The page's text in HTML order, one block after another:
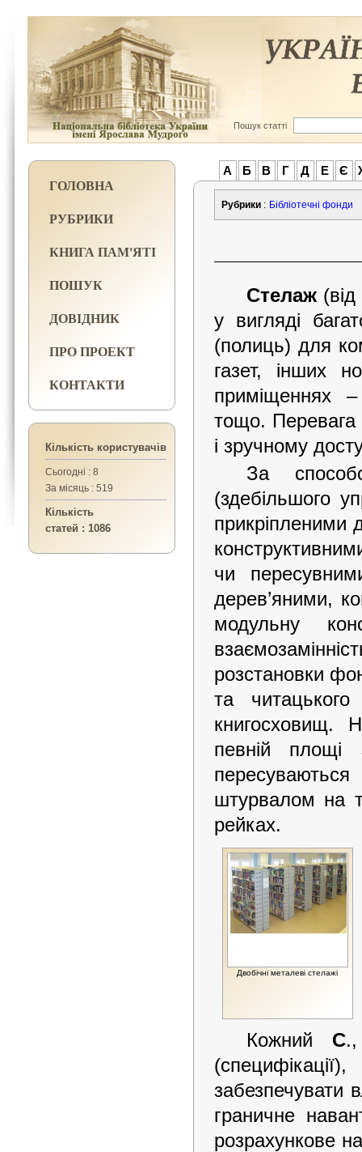
Пошук статті
ГОЛОВНА
РУБРИКИ
КНИГА ПАМ'ЯТІ
ПОШУК
ДОВІДНИК
ПРО ПРОЕКТ
КОНТАКТИ
Кількість користувачів
Сьогодні : 8
За місяць : 519
Кількість
статей : 1086
А Б В Г Д Е Є
Рубрики : Бібліотечні фонди
Стелаж
у вигляді
(полиць) для
газет, інших
приміщеннях
тощо. Перевага
і зручному
За
(здебільшого
прикріпленими
чи
дерев’яними,
модульну
розстановки
та
книгосховищ.
певній площі
штурвалом на
рейках.
Двобічні металеві стелажі
Кожний С
забезпечувати
граничне
розрахункове